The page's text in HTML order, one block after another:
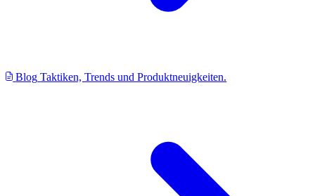
Blog Taktiken, Trends und Produktneuigkeiten.